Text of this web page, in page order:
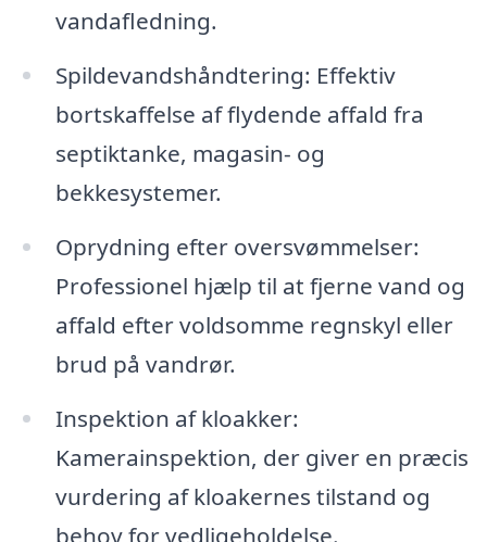
vandafledning.
Spildevandshåndtering: Effektiv
bortskaffelse af flydende affald fra
septiktanke, magasin- og
bekkesystemer.
Oprydning efter oversvømmelser:
Professionel hjælp til at fjerne vand og
affald efter voldsomme regnskyl eller
brud på vandrør.
Inspektion af kloakker:
Kamerainspektion, der giver en præcis
vurdering af kloakernes tilstand og
behov for vedligeholdelse.